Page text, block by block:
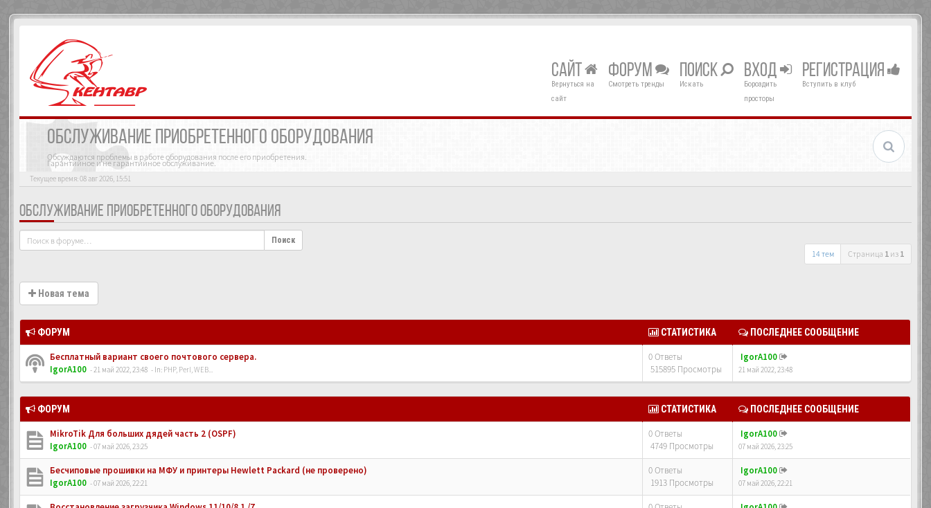
САЙТ
Вернуться на
сайт
ФОРУМ
Смотреть тренды
ПОИСК
Искать
ВХОД
Бороздить
просторы
РЕГИСТРАЦИЯ
Вступить в клуб
ОБСЛУЖИВАНИЕ ПРИОБРЕТЕННОГО ОБОРУДОВАНИЯ
Обсуждаются проблемы в работе оборудования после его приобретения.
Гарантийное и не гарантийное обслуживание.
Текущее время: 08 авг 2026, 15:51
ОБСЛУЖИВАНИЕ ПРИОБРЕТЕННОГО ОБОРУДОВАНИЯ
Поиск
14 тем Страница 1из 1
Новая тема
ФОРУМ СТАТИСТИКА ПОСЛЕДНЕЕ СООБЩЕНИЕ
Бесплатный вариант своего почтового сервера.
IgorA100 - 21 май 2022, 23:48 - In: PHP, Perl, WEB...
0 Ответы
515895 Просмотры
IgorA100
21 май 2022, 23:48
ФОРУМ СТАТИСТИКА ПОСЛЕДНЕЕ СООБЩЕНИЕ
MikroTik Для больших дядей часть 2 (OSPF)
IgorA100 - 07 май 2026, 23:25
0 Ответы
4749 Просмотры
IgorA100
07 май 2026, 23:25
Бесчиповые прошивки на МФУ и принтеры Hewlett Packard (не проверено)
IgorA100 - 07 май 2026, 22:21
0 Ответы
1913 Просмотры
IgorA100
07 май 2026, 22:21